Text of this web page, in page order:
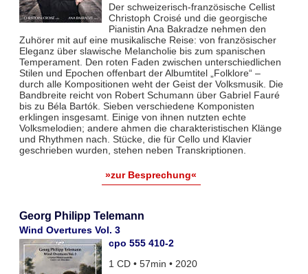
Der schweizerisch-französische Cellist
Christoph Croisé und die georgische
Pianistin Ana Bakradze nehmen den
Zuhörer mit auf eine musikalische Reise: von französischer
Eleganz über slawische Melancholie bis zum spanischen
Temperament. Den roten Faden zwischen unterschiedlichen
Stilen und Epochen offenbart der Albumtitel „Folklore“ –
durch alle Kompositionen weht der Geist der Volksmusik. Die
Bandbreite reicht von Robert Schumann über Gabriel Fauré
bis zu Béla Bartók. Sieben verschiedene Komponisten
erklingen insgesamt. Einige von ihnen nutzten echte
Volksmelodien; andere ahmen die charakteristischen Klänge
und Rhythmen nach. Stücke, die für Cello und Klavier
geschrieben wurden, stehen neben Transkriptionen.
»zur Besprechung«
Georg Philipp Telemann
Wind Overtures Vol. 3
cpo 555 410-2
1 CD • 57min • 2020